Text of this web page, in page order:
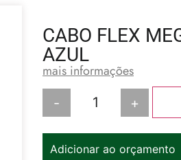
CABO FLEX
AZUL
mais informações
- +
Adicionar ao orçamento